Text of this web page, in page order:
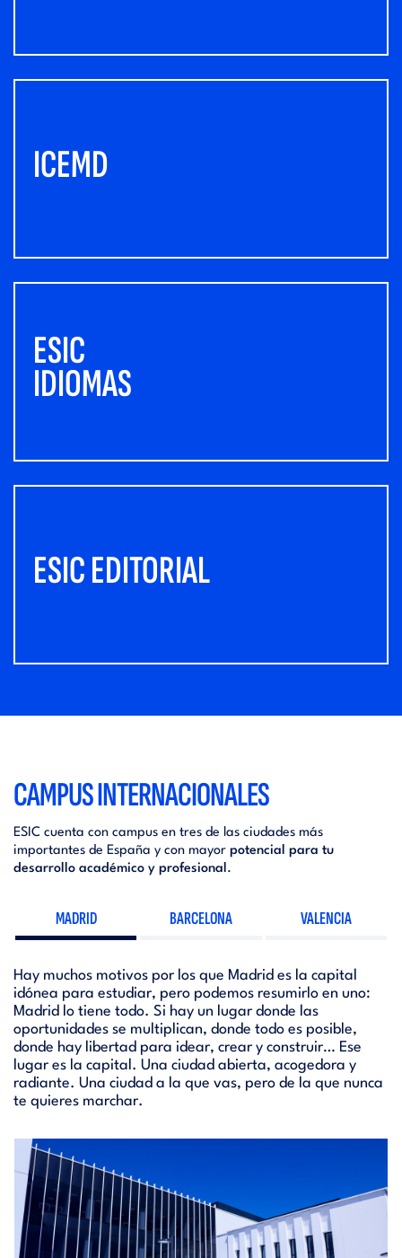
ICEMD
ESIC
IDIOMAS
ESIC EDITORIAL
CAMPUS INTERNACIONALES
ESIC cuenta con campus en tres de las ciudades más
importantes de España y con mayor potencial para tu
desarrollo académico y profesional .
MADRID BARCELONA VALENCIA
Hay muchos motivos por los que Madrid es la capital
idónea para estudiar, pero podemos resumirlo en uno:
Madrid lo tiene todo. Si hay un lugar donde las
oportunidades se multiplican, donde todo es posible,
donde hay libertad para idear, crear y construir… Ese
lugar es la capital. Una ciudad abierta, acogedora y
radiante. Una ciudad a la que vas, pero de la que nunca
te quieres marchar.